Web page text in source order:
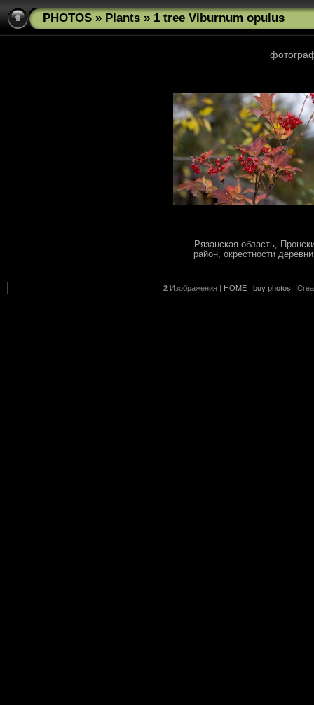
PHOTOS » Plants » 1 tree Viburnum opulus
Рязанская область,
район, окрестности
2 Изображения | HOME | buy photos |